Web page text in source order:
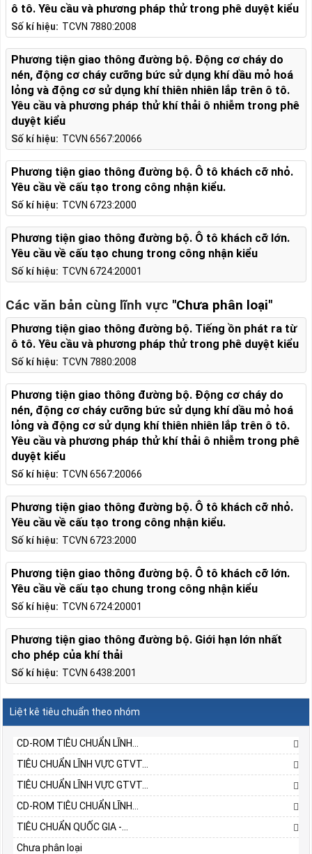
Số kí hiệu: TCVN 7880:2008
ô tô. Yêu cầu và phương pháp thử trong phê duyệt kiểu
Số kí hiệu: TCVN 6567:20066
Phương tiện giao thông đường bộ. Động cơ cháy do
nén, động cơ cháy cưỡng bức sử dụng khí dầu mỏ hoá
lỏng và động cơ sử dụng khí thiên nhiên lắp trên ô tô.
Yêu cầu và phương pháp thử khí thải ô nhiễm trong phê
duyệt kiểu
Số kí hiệu: TCVN 6723:2000
Phương tiện giao thông đường bộ. Ô tô khách cỡ nhỏ.
Yêu cầu về cấu tạo trong công nhận kiểu.
Số kí hiệu: TCVN 6724:20001
Phương tiện giao thông đường bộ. Ô tô khách cỡ lớn.
Yêu cầu về cấu tạo chung trong công nhận kiểu
Các văn bản cùng lĩnh vực "Chưa phân loại"
Số kí hiệu: TCVN 7880:2008
Phương tiện giao thông đường bộ. Tiếng ồn phát ra từ
ô tô. Yêu cầu và phương pháp thử trong phê duyệt kiểu
Số kí hiệu: TCVN 6567:20066
Phương tiện giao thông đường bộ. Động cơ cháy do
nén, động cơ cháy cưỡng bức sử dụng khí dầu mỏ hoá
lỏng và động cơ sử dụng khí thiên nhiên lắp trên ô tô.
Yêu cầu và phương pháp thử khí thải ô nhiễm trong phê
duyệt kiểu
Số kí hiệu: TCVN 6723:2000
Phương tiện giao thông đường bộ. Ô tô khách cỡ nhỏ.
Yêu cầu về cấu tạo trong công nhận kiểu.
Số kí hiệu: TCVN 6724:20001
Phương tiện giao thông đường bộ. Ô tô khách cỡ lớn.
Yêu cầu về cấu tạo chung trong công nhận kiểu
Số kí hiệu: TCVN 6438:2001
Phương tiện giao thông đường bộ. Giới hạn lớn nhất
cho phép của khí thải
Liệt kê tiêu chuẩn theo nhóm
CD-ROM TIÊU CHUẨN LĨNH...
TIÊU CHUẨN LĨNH VỰC GTVT...
TIÊU CHUẨN LĨNH VỰC GTVT...
CD-ROM TIÊU CHUẨN LĨNH...
TIÊU CHUẨN QUỐC GIA -...
Chưa phân loại